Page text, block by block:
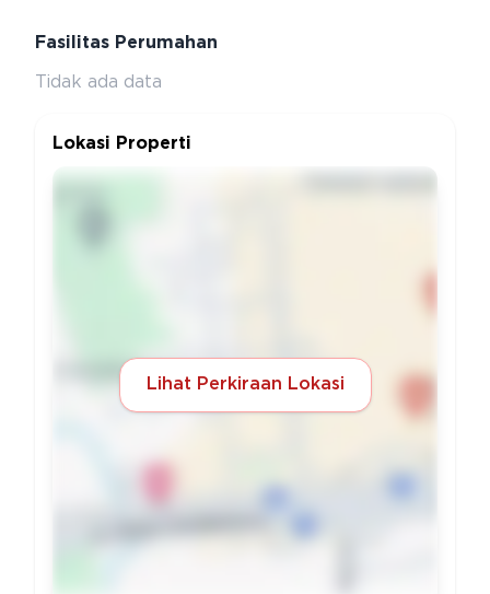
Fasilitas Perumahan
Tidak ada data
Lokasi Properti
Lihat Perkiraan Lokasi